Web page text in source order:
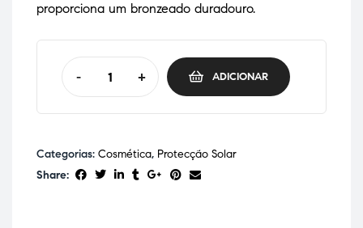
proporciona um bronzeado duradouro.
- + ADICIONAR
Categorias: Cosmética, Protecção Solar
Share: